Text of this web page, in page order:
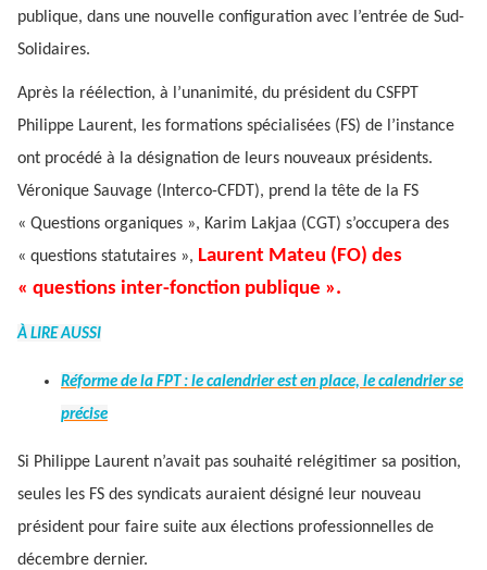
publique, dans une nouvelle configuration avec l’entrée de Sud-
Solidaires.
Après la réélection, à l’unanimité, du président du CSFPT
Philippe Laurent, les formations spécialisées (FS) de l’instance
ont procédé à la désignation de leurs nouveaux présidents.
Véronique Sauvage (Interco-CFDT), prend la tête de la FS
« Questions organiques », Karim Lakjaa (CGT) s’occupera des
« questions statutaires », Laurent Mateu (FO) des
« questions inter-fonction publique ».
À LIRE AUSSI
Réforme de la FPT : le calendrier est en place, le calendrier se
précise
Si Philippe Laurent n’avait pas souhaité relégitimer sa position,
seules les FS des syndicats auraient désigné leur nouveau
président pour faire suite aux élections professionnelles de
décembre dernier.